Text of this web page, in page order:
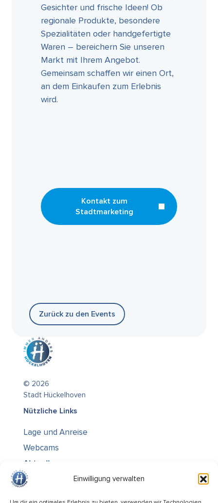
Einwilligung verwalten
Gesichter und frische Ideen! Ob
regionale Produkte, besondere
Spezialitäten oder handgefertigte
Waren – bereichern Sie unseren
Markt mit Ihrem Angebot.
Gemeinsam schaffen wir einen Ort,
an dem Einkaufen zum Erlebnis
wird.
Kontakt zum
Stadtmarketing
Zurück zu den Events
© 2026
Stadt Hückelhoven
Nützliche Links
Lage und Anreise
Webcams
Aktuelles
Über uns
Kontakt / Öffnungszeiten